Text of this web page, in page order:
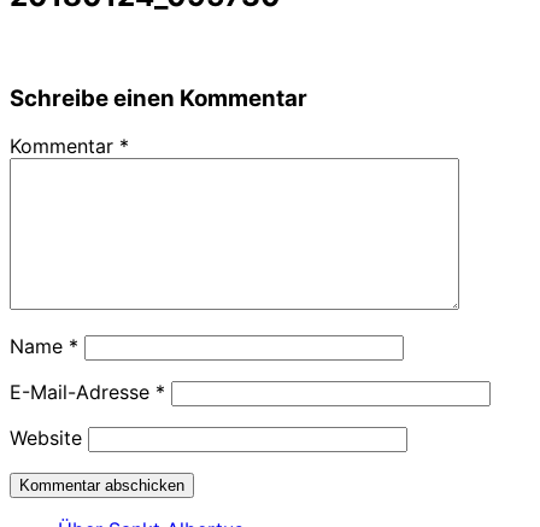
Schreibe einen Kommentar
Kommentar *
Name *
E-Mail-Adresse *
Website